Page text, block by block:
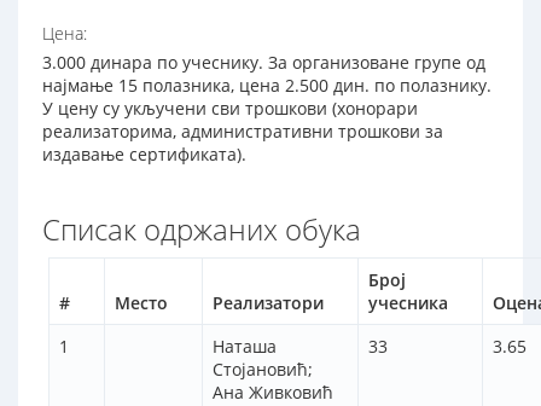
Цена:
3.000 динара по учеснику. За организоване групе од
најмање 15 полазника, цена 2.500 дин. по полазнику.
У цену су укључени сви трошкови (хонорари
реализаторима, административни трошкови за
издавање сертификата).
Списак одржаних обука
# Место Реализатори
Број
учесника
1
Наташа
Стојановић;
Ана Живковић
33 3.65